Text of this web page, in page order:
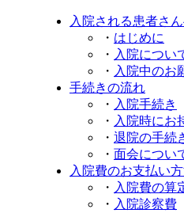
入院される患者さ
・ はじめに
・ 入院につい
・ 入院中のお
手続きの流れ
・ 入院手続き
・ 入院時にお
・ 退院の手続
・ 面会につい
入院費のお支払い
・ 入院費の算
・ 入院診察費